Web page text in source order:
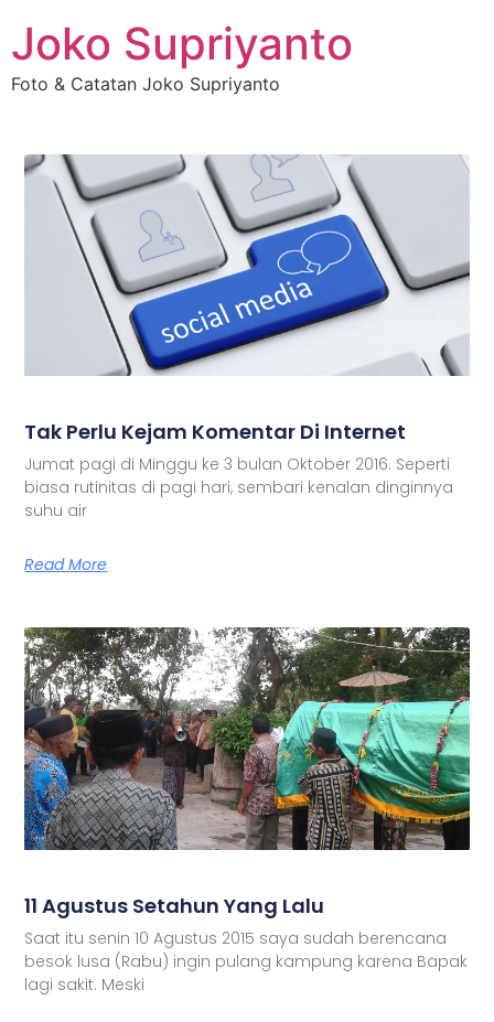
Joko Supriyanto
Foto & Catatan Joko Supriyanto
Tak Perlu Kejam Komentar Di Internet
Jumat pagi di Minggu ke 3 bulan Oktober 2016. Seperti
biasa rutinitas di pagi hari, sembari kenalan dinginnya
suhu air
Read More
11 Agustus Setahun Yang Lalu
Saat itu senin 10 Agustus 2015 saya sudah berencana
besok lusa (Rabu) ingin pulang kampung karena Bapak
lagi sakit. Meski